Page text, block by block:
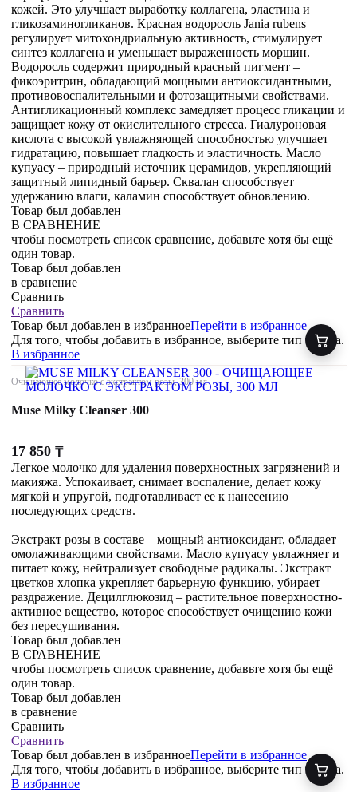
кожей. Это улучшает выработку коллагена, эластина и
гликозаминогликанов. Красная водоросль Jania rubens
регулирует митохондриальную активность, стимулирует
синтез коллагена и уменьшает выраженность морщин.
Водоросль содержит природный красный пигмент –
фикоэритрин, обладающий мощными антиоксидантными,
противовоспалительными и фотозащитными свойствами.
Антигликационный комплекс замедляет процесс гликации и
защищает кожу от окислительного стресса. Гиалуроновая
кислота с высокой увлажняющей способностью улучшает
гидратацию, повышает гладкость и эластичность. Масло
купуасу – природный источник церамидов, укрепляющий
защитный липидный барьер. Сквалан способствует
удержанию влаги, каламин способствует обновлению.
Товар был добавлен
В СРАВНЕНИЕ
чтобы посмотреть список сравнение, добавьте хотя бы ещё
один товар.
Товар был добавлен
в сравнение
Сравнить
Сравнить
Товар был добавлен в избранноеПерейти в избранное
Для того, чтобы добавить в избранное, выберите тип товара.
В избранное
Очищающее молочко с экстрактом розы, 300 мл
Muse Milky Cleanser 300
17 850 ₸
Легкое молочко для удаления поверхностных загрязнений и
макияжа. Успокаивает, снимает воспаление, делает кожу
мягкой и упругой, подготавливает ее к нанесению
последующих средств.
Экстракт розы в составе – мощный антиоксидант, обладает
омолаживающими свойствами. Масло купуасу увлажняет и
питает кожу, нейтрализует свободные радикалы. Экстракт
цветков хлопка укрепляет барьерную функцию, убирает
раздражение. Децилглюкозид – растительное поверхностно-
активное вещество, которое способствует очищению кожи
без пересушивания.
Товар был добавлен
В СРАВНЕНИЕ
чтобы посмотреть список сравнение, добавьте хотя бы ещё
один товар.
Товар был добавлен
в сравнение
Сравнить
Сравнить
Товар был добавлен в избранноеПерейти в избранное
Для того, чтобы добавить в избранное, выберите тип товара.
В избранное